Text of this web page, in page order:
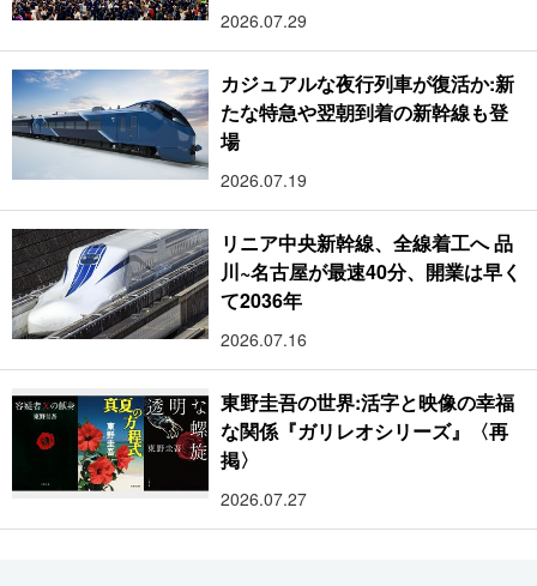
2026.07.29
カジュアルな夜行列車が復活か:新
たな特急や翌朝到着の新幹線も登
場
2026.07.19
リニア中央新幹線、全線着工へ 品
川~名古屋が最速40分、開業は早く
て2036年
2026.07.16
東野圭吾の世界:活字と映像の幸福
な関係『ガリレオシリーズ』〈再
掲〉
2026.07.27